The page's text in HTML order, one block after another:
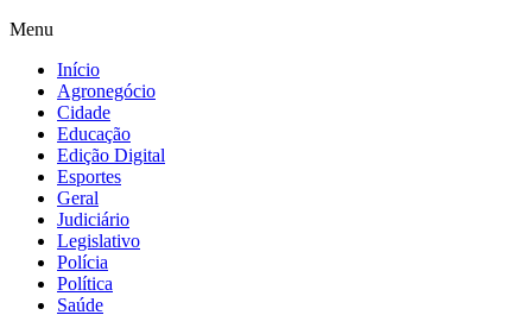
Menu
Início
Agronegócio
Cidade
Educação
Edição Digital
Esportes
Geral
Judiciário
Legislativo
Polícia
Política
Saúde